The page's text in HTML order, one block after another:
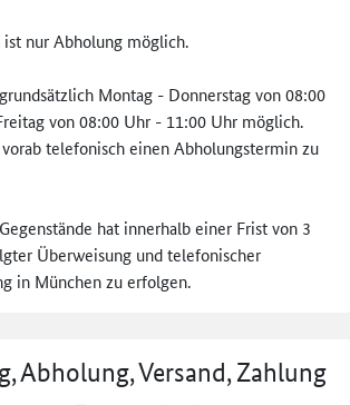
nur Abholung möglich.
Montag - Donnerstag von 08:00
von 08:00 Uhr - 11:00 Uhr möglich.
telefonisch einen Abholungstermin zu
hat innerhalb einer Frist von 3
Überweisung und telefonischer
in München zu erfolgen.
Abholung, Versand, Zahlung